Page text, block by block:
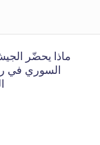
ماذا يحضّر
السوري في